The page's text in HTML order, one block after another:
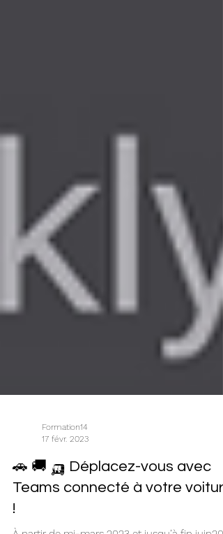
Formation14
17 févr. 2023
🚗 🚚 🛺 Déplacez-vous avec
Teams connecté à votre